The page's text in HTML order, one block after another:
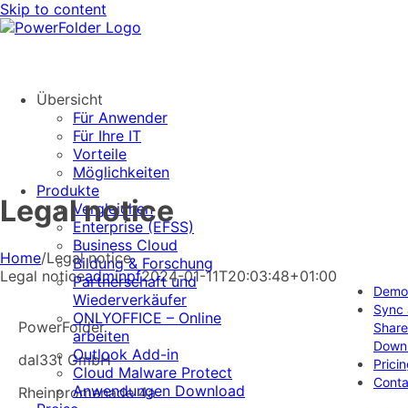
Skip to content
Übersicht
Für Anwender
Für Ihre IT
Vorteile
Möglichkeiten
Produkte
Vergleichen
Enterprise (EFSS)
Business Cloud
Bildung & Forschung
Partnerschaft und
Wiederverkäufer
ONLYOFFICE – Online
arbeiten
Outlook Add-in
Cloud Malware Protect
Anwendungen Download
Legal notice
Home/Legal notice
Legal noticeadminpf2024-01-11T20:03:48+01:00
PowerFolder
dal33t GmbH
Rheinpromenade 4a
Sync
Share